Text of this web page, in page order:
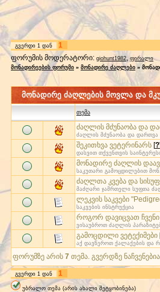
გვერდი 1 დან
1
ფორუმის მოდერატორი: giohunt1982, ფირალი
მონადირეების ფორუმი » მონადირე ძაღლები »
მონადირე ძაღლების მოვლა და
თემა
ძაღლის მძუნაობა და
ძაღლის მძუნაობა და დართვა
შეკითხვა ვეტერინარს [?
დასვით თქვენთვის
მონადირე ძაღლის
საკუთარი გამოცდილებით
ძაღლთა კვება და
მაძღარი ჯამრთელი სუფთა
ლეკვის საკვები
საკვების ინსტრუქცია
როგორ დავიცვათ
ვისაუბროთ ძაღლის
გამოცდილი ვეტექიმები
აქ დავწეროთ ქალაქების და
ფორუმზე არის 7 თემა. გვერდზე ნაჩვენებია
გვერდი 1 დან 1
უბრალო თემა (არის ახალი შეტყობინება)